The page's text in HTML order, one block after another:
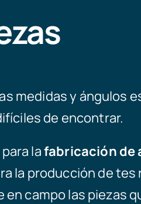
medidas y ángulos
de encontrar.
lafabricación de
la producción de
campo las piezas